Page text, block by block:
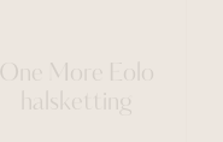
One More Eolo
halsketting